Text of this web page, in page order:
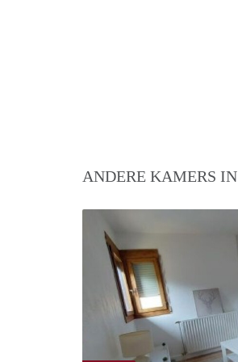
ANDERE KAMERS IN